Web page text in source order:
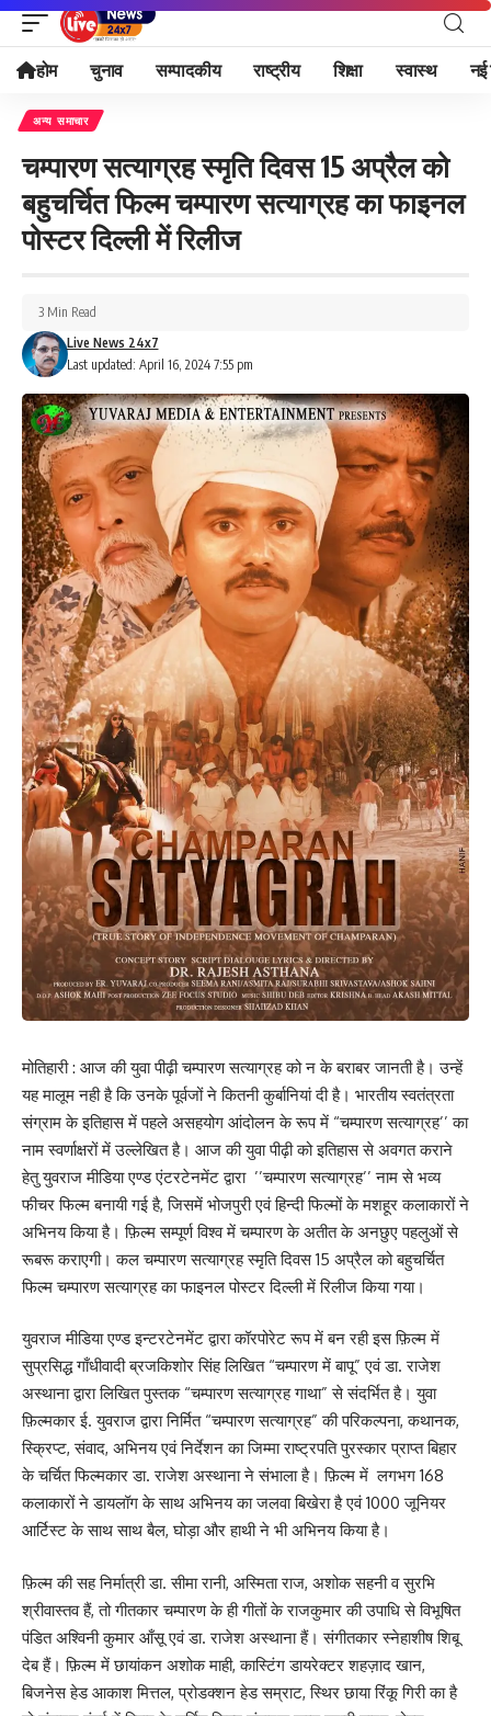
होम चुनाव सम्पादकीय राष्ट्रीय शिक्षा स्वास्थ नई
अन्य समाचार
चम्पारण सत्याग्रह स्मृति दिवस 15 अप्रैल को
बहुचर्चित फिल्म चम्पारण सत्याग्रह का फाइनल
पोस्टर दिल्ली में रिलीज
Last updated: April 16, 2024 7:55 pm
Live News 24x7
3 Min Read
मोतिहारी : आज की युवा पीढ़ी चम्पारण सत्याग्रह को न के बराबर जानती है। उन्हें
यह मालूम नही है कि उनके पूर्वजों ने कितनी कुर्बानियां दी है। भारतीय स्वतंत्रता
संग्राम के इतिहास में पहले असहयोग आंदोलन के रूप में “चम्पारण सत्याग्रह’’ का
नाम स्वर्णाक्षरों में उल्लेखित है। आज की युवा पीढ़ी को इतिहास से अवगत कराने
हेतु युवराज मीडिया एण्ड एंटरटेनमेंट द्वारा ’’चम्पारण सत्याग्रह’’ नाम से भव्य
फीचर फिल्म बनायी गई है, जिसमें भोजपुरी एवं हिन्दी फिल्मों के मशहूर कलाकारों ने
अभिनय किया है। फ़िल्म सम्पूर्ण विश्व में चम्पारण के अतीत के अनछुए पहलुओं से
रूबरू कराएगी। कल चम्पारण सत्याग्रह स्मृति दिवस 15 अप्रैल को बहुचर्चित
फिल्म चम्पारण सत्याग्रह का फाइनल पोस्टर दिल्ली में रिलीज किया गया।
युवराज मीडिया एण्ड इन्टरटेनमेंट द्वारा कॉरपोरेट रूप में बन रही इस फ़िल्म में
सुप्रसिद्ध गाँधीवादी ब्रजकिशोर सिंह लिखित “चम्पारण में बापू” एवं डा. राजेश
अस्थाना द्वारा लिखित पुस्तक “चम्पारण सत्याग्रह गाथा” से संदर्भित है। युवा
फ़िल्मकार ई. युवराज द्वारा निर्मित “चम्पारण सत्याग्रह” की परिकल्पना, कथानक,
स्क्रिप्ट, संवाद, अभिनय एवं निर्देशन का जिम्मा राष्ट्रपति पुरस्कार प्राप्त बिहार
के चर्चित फिल्मकार डा. राजेश अस्थाना ने संभाला है। फ़िल्म में लगभग 168
कलाकारों ने डायलॉग के साथ अभिनय का जलवा बिखेरा है एवं 1000 जूनियर
आर्टिस्ट के साथ साथ बैल, घोड़ा और हाथी ने भी अभिनय किया है।
फ़िल्म की सह निर्मात्री डा. सीमा रानी, अस्मिता राज, अशोक सहनी व सुरभि
श्रीवास्तव हैं, तो गीतकार चम्पारण के ही गीतों के राजकुमार की उपाधि से विभूषित
पंडित अश्विनी कुमार आँसू एवं डा. राजेश अस्थाना हैं। संगीतकार स्नेहाशीष शिबू
देब हैं। फ़िल्म में छायांकन अशोक माही, कास्टिंग डायरेक्टर शहज़ाद खान,
बिजनेस हेड आकाश मित्तल, प्रोडक्शन हेड सम्राट, स्थिर छाया रिंकू गिरी का है